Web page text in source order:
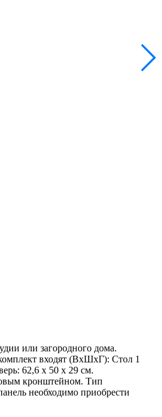
или загородного дома.
входят (ВхШхГ): Стол 1
62,6 х 50 х 29 см.
кронштейном. Тип
необходимо приобрести